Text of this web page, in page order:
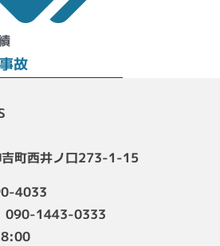
故
吉町西井ノ口273-1-15
4033
090-1443-0333